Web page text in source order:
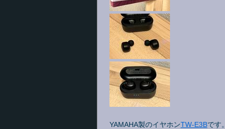
YAMAHA製のイヤホンTW-E3Bです。